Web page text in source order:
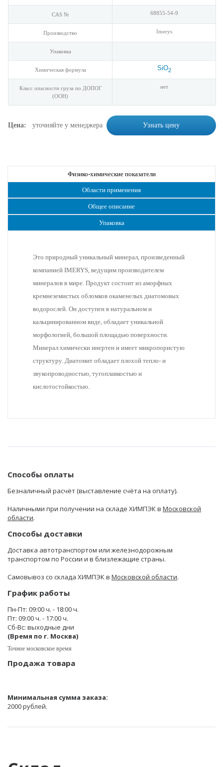
CAS № 68855-54-9
Производство Imerys
Упаковка
Химическая формула SiO2
Класс опасности груза по ДОПОГ
(ООН)
нет
Цена: уточняйте у менеджера Узнать цену
Физико-химические показатели
Области применения
Общее описание
Упаковка
Это природный уникальный минерал, произведенный
компанией IMERYS, ведущим производителем
минералов в мире. Продукт состоит из аморфных
кремнеземистых обломков окаменелых диатомовых
водорослей. Он доступен в натуральном и
кальцинированном виде, обладает уникальной
морфологией, большой площадью поверхности.
Минерал химически инертен и имеет микропористую
структуру. Диатомит обладает плохой тепло- и
звукопроводностью, тугоплавкостью и
кислотостойкостью.
Способы оплаты
Безналичный расчёт (выставление счёта на оплату).
Наличными при получении на складе ХИМПЭК в Московской
области.
Способы доставки
Доставка автотранспортом или железнодорожным
транспортом по России и в близлежащие страны.
Самовывоз со склада ХИМПЭК в Московской области.
График работы
Пн-Пт: 09:00 ч. - 18:00 ч.
Пт: 09:00 ч. - 17:00 ч.
Сб-Вс: выходные дни
(Время по г. Москва)
Точное московское время
Продажа товара
Минимальная сумма заказа:
2000 рублей.